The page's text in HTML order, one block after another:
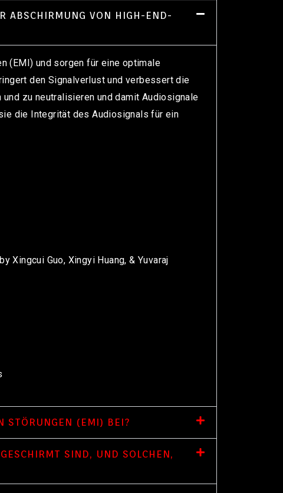
ABSCHIRMUNG VON HIGH-END-
(EMI) und sorgen für eine optimale
den Signalverlust und verbessert die
zu neutralisieren und damit Audiosignale
die Integrität des Audiosignals für ein
Xingcui Guo, Xingyi Huang, & Yuvaraj
STÖRUNGEN (EMI) BEI?
SIND, UND SOLCHEN,